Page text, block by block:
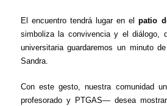
El encuentro tendrá lugar en elpatio
simboliza la convivencia y el diálogo,
universitaria guardaremos un minuto
Sandra.
Con este gesto, nuestra comunidad
profesorado y PTGAS— desea